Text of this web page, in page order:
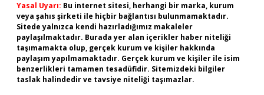
Yasal Uyarı: Bu internet sitesi, herhangi bir marka, kurum
veya şahıs şirketi ile hiçbir bağlantısı bulunmamaktadır.
Sitede yalnızca kendi hazırladığımız makaleler
paylaşılmaktadır. Burada yer alan içerikler haber niteliği
taşımamakta olup, gerçek kurum ve kişiler hakkında
paylaşım yapılmamaktadır. Gerçek kurum ve kişiler ile isim
benzerlikleri tamamen tesadüfidir. Sitemizdeki bilgiler
taslak halindedir ve tavsiye niteliği taşımazlar.